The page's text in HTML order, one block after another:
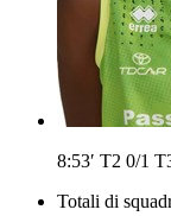
8:53′ T2 0/1
Totali di